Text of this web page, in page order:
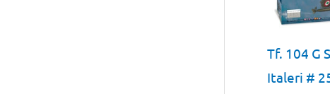
Tf. 104 G
Italeri #